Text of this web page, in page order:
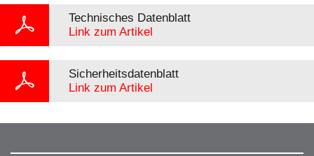
Technisches Datenblatt
Link zum Artikel
Sicherheitsdatenblatt
Link zum Artikel